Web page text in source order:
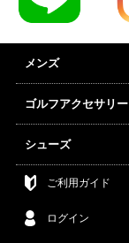
メンズ
ゴルフアクセサリー
シューズ
ご利用ガイド
ログイン